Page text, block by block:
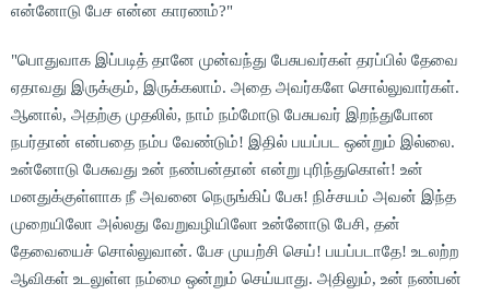
என்னோடு பேச என்ன காரணம்?"
"பொதுவாக இப்படித் தானே முன்வந்து பேசுபவர்கள் தரப்பில் தேவை
ஏதாவது இருக்கும், இருக்கலாம். அதை அவர்களே சொல்லுவார்கள்.
ஆனால், அதற்கு முதலில், நாம் நம்மோடு பேசுபவர் இறந்துபோன
நபர்தான் என்பதை நம்ப வேண்டும்! இதில் பயப்பட ஒன்றும் இல்லை.
உன்னோடு பேசுவது உன் நண்பன்தான் என்று புரிந்துகொள்! உன்
மனதுக்குள்ளாக நீ அவனை நெருங்கிப் பேசு! நிச்சயம் அவன் இந்த
முறையிலோ அல்லது வேறுவழியிலோ உன்னோடு பேசி, தன்
தேவையைச் சொல்லுவான். பேச முயற்சி செய்! பயப்படாதே! உடலற்ற
ஆவிகள் உடலுள்ள நம்மை ஒன்றும் செய்யாது. அதிலும், உன் நண்பன்